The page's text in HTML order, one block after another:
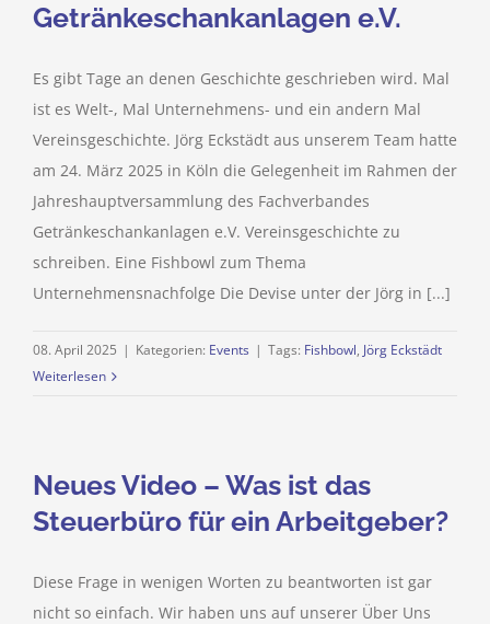
Getränkeschankanlagen e.V.
Es gibt Tage an denen Geschichte geschrieben wird. Mal
ist es Welt-, Mal Unternehmens- und ein andern Mal
Vereinsgeschichte. Jörg Eckstädt aus unserem Team hatte
am 24. März 2025 in Köln die Gelegenheit im Rahmen der
Jahreshauptversammlung des Fachverbandes
Getränkeschankanlagen e.V. Vereinsgeschichte zu
schreiben. Eine Fishbowl zum Thema
Unternehmensnachfolge Die Devise unter der Jörg in [...]
08. April 2025 | Kategorien: Events | Tags: Fishbowl, Jörg Eckstädt
Weiterlesen
Neues Video – Was ist das
Steuerbüro für ein Arbeitgeber?
Diese Frage in wenigen Worten zu beantworten ist gar
nicht so einfach. Wir haben uns auf unserer Über Uns